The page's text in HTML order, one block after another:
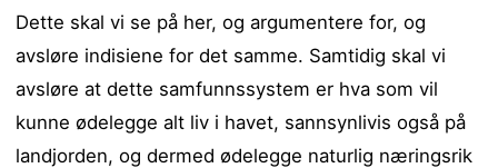
Dette skal vi se på her, og argumentere for, og
avsløre indisiene for det samme. Samtidig skal vi
avsløre at dette samfunnssystem er hva som vil
kunne ødelegge alt liv i havet, sannsynlivis også på
landjorden, og dermed ødelegge naturlig næringsrik